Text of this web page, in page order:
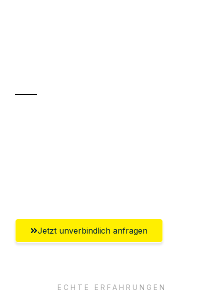
Jetzt unverbindlich anfragen
ECHTE ERFAHRUNGEN